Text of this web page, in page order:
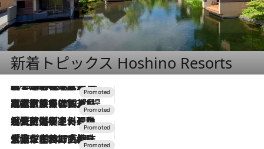
新着トピックス Hoshino Resorts
2026.8.7
【トンボの足水浴】ヒノキの香りに包まれて涼感マックス！約13℃の湧水かけ流しを避暑地「星野温泉 トンボの湯」で体験
2026.7.31
【ホテル帰省】という選択肢をOMOが提案。家族とほどよい距離を保つには「昼は実家、夜は気兼ねなくホテルで！」
2026.7.24
【夏限定ディナーコース】旬を迎える稚鮎や花ズッキーニなどをイタリア・トスカーナの郷土料理の手法で満喫！
2026.7.17
「土佐和ハーブかき氷」がOMO7高知に登場！生姜、山椒、大葉など目にも舌にも涼を呼ぶ郷土の味